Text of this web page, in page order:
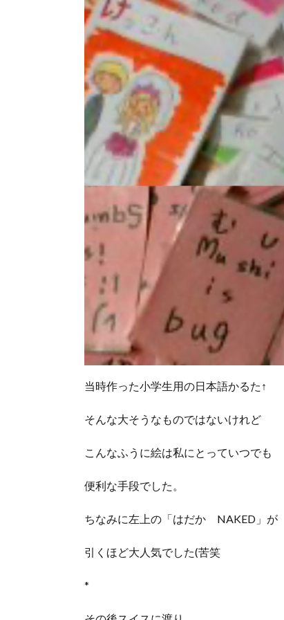
当時作った小学生用の日本語かるた↑
そんな大そうなものではないけれど
こんなふうに絵は私にとっていつでも
便利な手段でした。
ちなみに左上の「はだか NAKED」が
引くほど大人気でした(苦笑
*